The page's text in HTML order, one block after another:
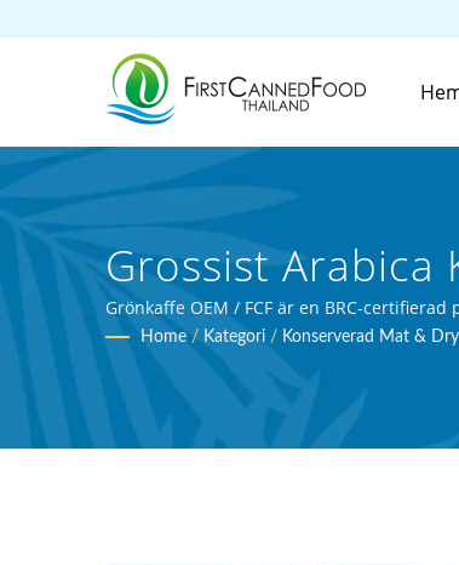
Grossist
Mat Och
Grönkaffe OEM / FCF är en BRC-
Home / Kategori / Konserverad Mat &